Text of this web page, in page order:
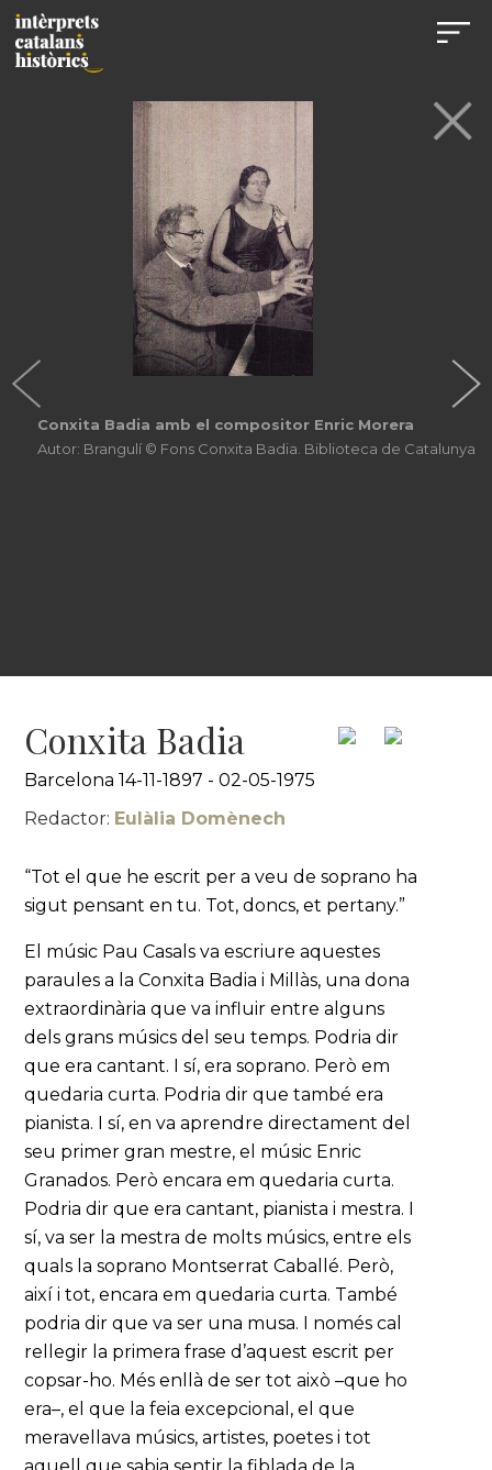
Recital amb Alexandre Vilalta, 1933
© Centre de Documentació de l´Orfeó Català
Conxita Badia
Barcelona 14-11-1897 - 02-05-1975
Redactor: Eulàlia Domènech
“Tot el que he escrit per a veu de soprano ha
sigut pensant en tu. Tot, doncs, et pertany.”
El músic Pau Casals va escriure aquestes
paraules a la Conxita Badia i Millàs, una dona
extraordinària que va influir entre alguns
dels grans músics del seu temps. Podria dir
que era cantant. I sí, era soprano. Però em
quedaria curta. Podria dir que també era
pianista. I sí, en va aprendre directament del
seu primer gran mestre, el músic Enric
Granados. Però encara em quedaria curta.
Podria dir que era cantant, pianista i mestra. I
sí, va ser la mestra de molts músics, entre els
quals la soprano Montserrat Caballé. Però,
així i tot, encara em quedaria curta. També
podria dir que va ser una musa. I només cal
rellegir la primera frase d’aquest escrit per
copsar-ho. Més enllà de ser tot això –que ho
era–, el que la feia excepcional, el que
meravellava músics, artistes, poetes i tot